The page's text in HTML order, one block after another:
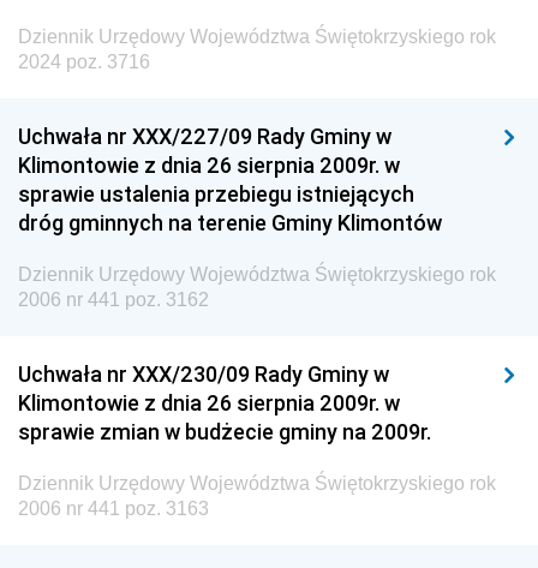
Dziennik Urzędowy Województwa Świętokrzyskiego rok
2024 poz. 3716
Uchwała nr XXX/227/09 Rady Gminy w
Klimontowie z dnia 26 sierpnia 2009r. w
sprawie ustalenia przebiegu istniejących
dróg gminnych na terenie Gminy Klimontów
Dziennik Urzędowy Województwa Świętokrzyskiego rok
2006 nr 441 poz. 3162
Uchwała nr XXX/230/09 Rady Gminy w
Klimontowie z dnia 26 sierpnia 2009r. w
sprawie zmian w budżecie gminy na 2009r.
Dziennik Urzędowy Województwa Świętokrzyskiego rok
2006 nr 441 poz. 3163